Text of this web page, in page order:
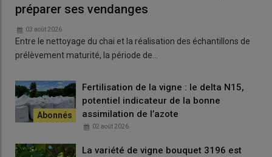
préparer ses vendanges
03 août 2026
Entre le nettoyage du chai et la réalisation des échantillons de
prélèvement maturité, la période de…
Fertilisation de la vigne : le delta N15,
potentiel indicateur de la bonne
assimilation de l’azote
02 août 2026
La variété de vigne bouquet 3196 est